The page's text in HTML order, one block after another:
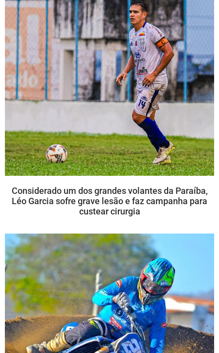
Considerado um dos grandes volantes da Paraíba,
Léo Garcia sofre grave lesão e faz campanha para
custear cirurgia